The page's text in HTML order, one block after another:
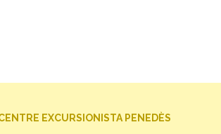
EXCURSIONISTA PENEDÈS